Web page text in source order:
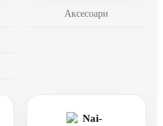
Аксесоари